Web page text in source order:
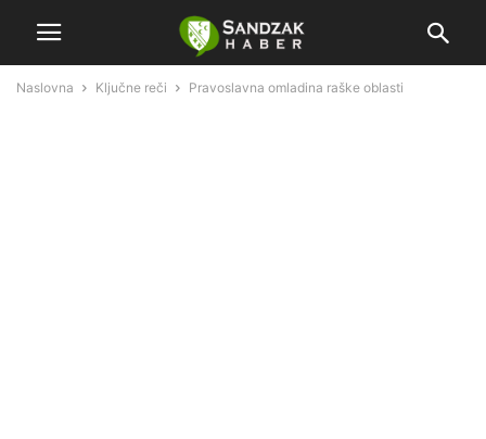
Naslovna Ključne reči Pravoslavna omladina raške oblasti